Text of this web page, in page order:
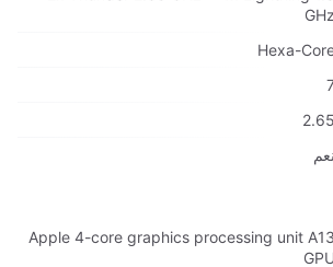
GHz
Hexa-
2.65
نعم
Apple 4-core graphics processing unit A13